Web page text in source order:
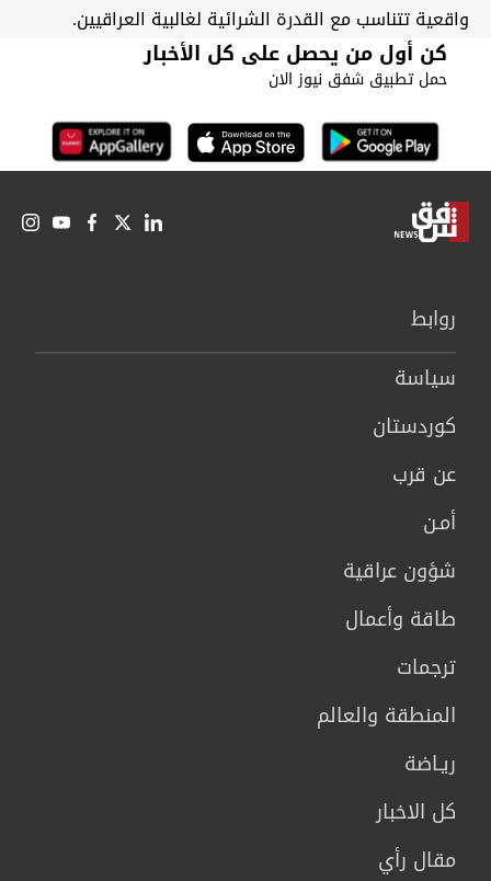
واقعية تتناسب مع القدرة الشرائية لغالبية العراقيين.
كن أول من يحصل على كل الأخبار
حمل تطبيق شفق نيوز الان
روابط
سیاسة
كوردستان
عن قرب
أمـن
شؤون عراقية
طاقة وأعمال
ترجمات
المنطقة والعالم
ريـاضة
كل الاخبار
مقال رأي